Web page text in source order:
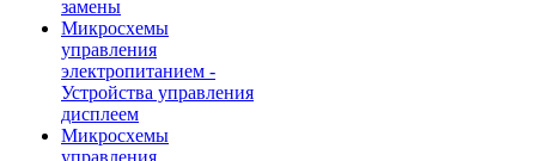
замены
Микросхемы
управления
электропитанием -
Устройства управления
дисплеем
Микросхемы
управления